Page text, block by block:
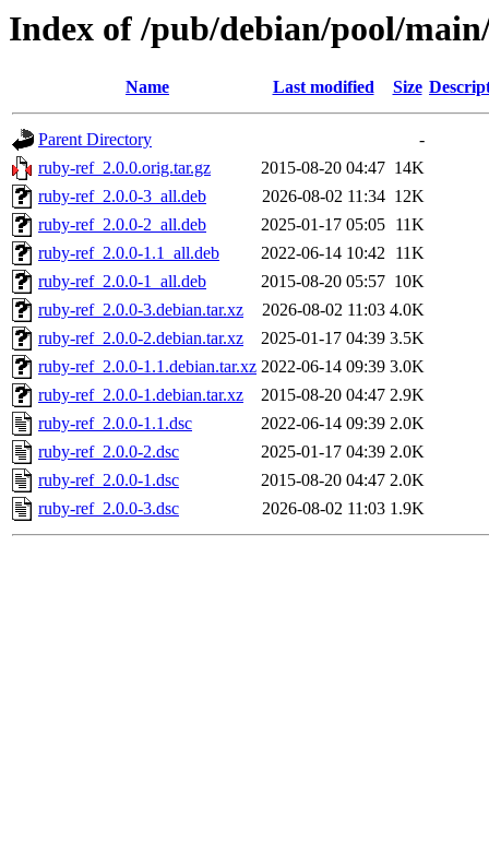
Index of /pub/debian/pool/
Name Last modified Size
Parent Directory
-
ruby-ref_2.0.0.orig.tar.gz
2015-08-20 04:47 14K
ruby-ref_2.0.0-3_all.deb
2026-08-02 11:34 12K
ruby-ref_2.0.0-2_all.deb
2025-01-17 05:05 11K
ruby-ref_2.0.0-1.1_all.deb
2022-06-14 10:42 11K
ruby-ref_2.0.0-1_all.deb
2015-08-20 05:57 10K
ruby-ref_2.0.0-3.debian.tar.xz
2026-08-02 11:03 4.0K
ruby-ref_2.0.0-2.debian.tar.xz
2025-01-17 04:39 3.5K
ruby-ref_2.0.0-1.1.debian.tar.xz 2022-06-14 09:39 3.0K
ruby-ref_2.0.0-1.debian.tar.xz
2015-08-20 04:47 2.9K
ruby-ref_2.0.0-1.1.dsc
2022-06-14 09:39 2.0K
ruby-ref_2.0.0-2.dsc
2025-01-17 04:39 2.0K
ruby-ref_2.0.0-1.dsc
2015-08-20 04:47 2.0K
ruby-ref_2.0.0-3.dsc
2026-08-02 11:03 1.9K